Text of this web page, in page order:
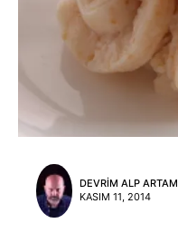
DEVRIM ALP ARTAM
KASIM 11, 2014